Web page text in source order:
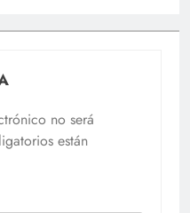
no será
están